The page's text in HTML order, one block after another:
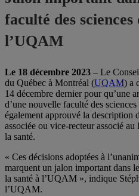
faculté des sciences
l’UQAM
Le 18 décembre 2023 – Le
du Québec à Montréal (UQAM) a
14 décembre dernier pour qu’une
d’une nouvelle faculté des
également approuvé la description
associée ou vice-recteur associé
la santé.
« Ces décisions adoptées à
marquent un jalon important dans
la santé à l’UQAM », indique
l’UQAM.